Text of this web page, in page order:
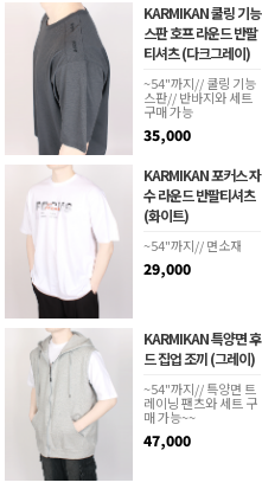
KARMIKAN 쿨링 기능
스판 호프 라운드 반팔
티셔츠 (다크그레이)
~54"까지// 쿨링 기능
스판// 반바지와 세트
구매 가능
35,000
KARMIKAN 포커스 자
수 라운드 반팔티셔츠
(화이트)
~54"까지// 면소재
29,000
KARMIKAN 특양면 후
드 집업 조끼 (그레이)
~54"까지// 특양면 트
레이닝 팬츠와 세트 구
매 가능~~
47,000